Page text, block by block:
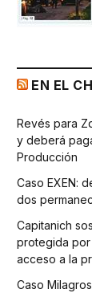
EN EL
Revés para
y deberá
Producción
Caso EXEN:
dos
Capitanich
protegida por
acceso a la
Caso